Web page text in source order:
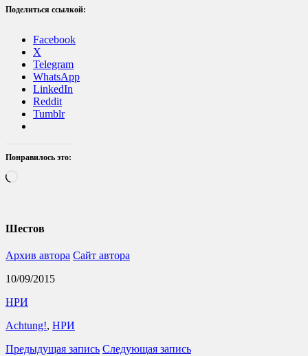
Поделиться ссылкой:
Facebook
X
Telegram
WhatsApp
LinkedIn
Reddit
Tumblr
Понравилось это:
Шестов
Архив автора Сайт автора
10/09/2015
НРИ
Achtung!, НРИ
Предыдущая запись Следующая запись